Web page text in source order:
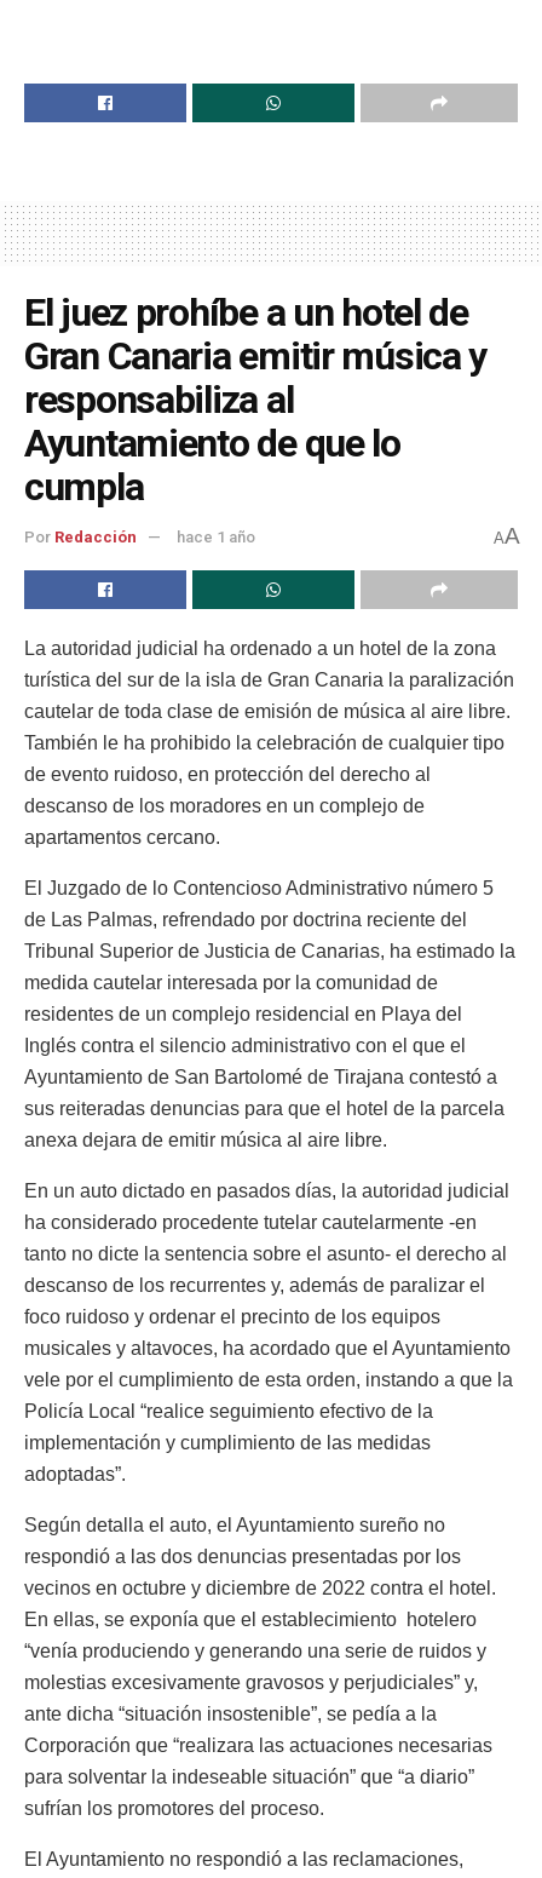
El juez prohíbe a un hotel de
Gran Canaria emitir música y
responsabiliza al
Ayuntamiento de que lo
cumpla
Por Redacción hace 1 año AA
La autoridad judicial ha ordenado a un hotel de la zona
turística del sur de la isla de Gran Canaria la paralización
cautelar de toda clase de emisión de música al aire libre.
También le ha prohibido la celebración de cualquier tipo
de evento ruidoso, en protección del derecho al
descanso de los moradores en un complejo de
apartamentos cercano.
El Juzgado de lo Contencioso Administrativo número 5
de Las Palmas, refrendado por doctrina reciente del
Tribunal Superior de Justicia de Canarias, ha estimado la
medida cautelar interesada por la comunidad de
residentes de un complejo residencial en Playa del
Inglés contra el silencio administrativo con el que el
Ayuntamiento de San Bartolomé de Tirajana contestó a
sus reiteradas denuncias para que el hotel de la parcela
anexa dejara de emitir música al aire libre.
En un auto dictado en pasados días, la autoridad judicial
ha considerado procedente tutelar cautelarmente -en
tanto no dicte la sentencia sobre el asunto- el derecho al
descanso de los recurrentes y, además de paralizar el
foco ruidoso y ordenar el precinto de los equipos
musicales y altavoces, ha acordado que el Ayuntamiento
vele por el cumplimiento de esta orden, instando a que la
Policía Local “realice seguimiento efectivo de la
implementación y cumplimiento de las medidas
adoptadas”.
Según detalla el auto, el Ayuntamiento sureño no
respondió a las dos denuncias presentadas por los
vecinos en octubre y diciembre de 2022 contra el hotel.
En ellas, se exponía que el establecimiento hotelero
“venía produciendo y generando una serie de ruidos y
molestias excesivamente gravosos y perjudiciales” y,
ante dicha “situación insostenible”, se pedía a la
Corporación que “realizara las actuaciones necesarias
para solventar la indeseable situación” que “a diario”
sufrían los promotores del proceso.
El Ayuntamiento no respondió a las reclamaciones,